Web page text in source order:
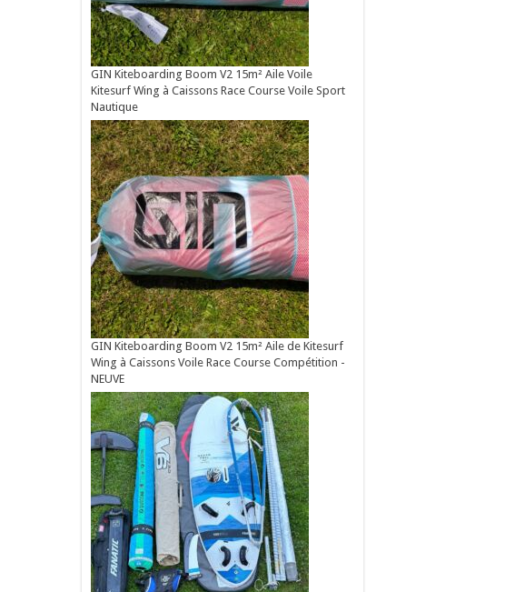
GIN Kiteboarding Boom V2 15m² Aile Voile
Kitesurf Wing à Caissons Race Course Voile Sport
Nautique
GIN Kiteboarding Boom V2 15m² Aile de Kitesurf
Wing à Caissons Voile Race Course Compétition -
NEUVE